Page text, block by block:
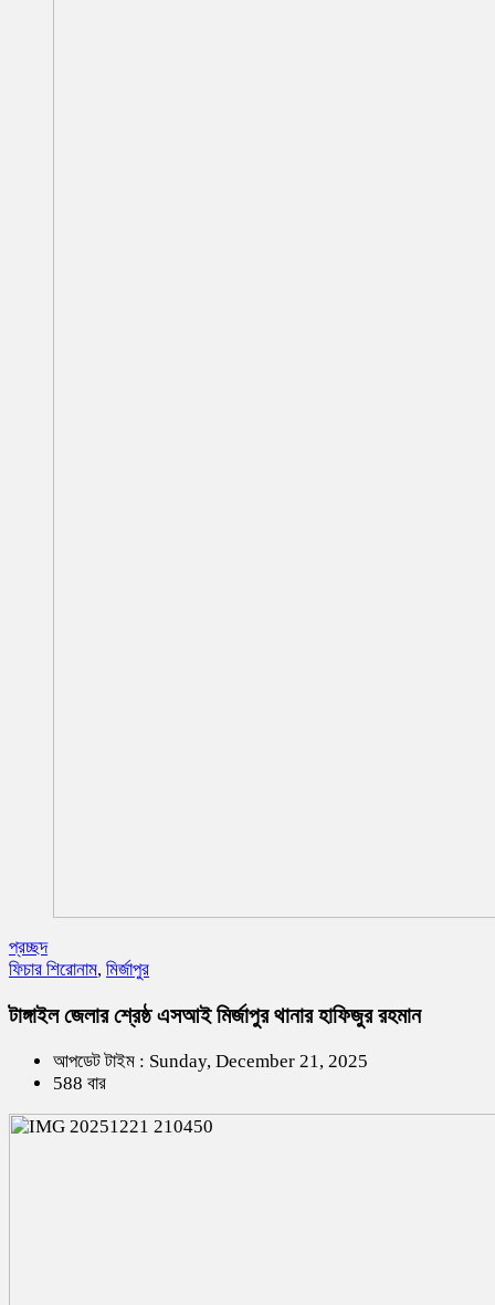
প্রচ্ছদ
ফিচার শিরোনাম, মির্জাপুর
টাঙ্গাইল জেলার শ্রেষ্ঠ এসআই মির্জাপুর থানার হাফিজুর রহমান
আপডেট টাইম : Sunday, December 21, 2025
588 বার